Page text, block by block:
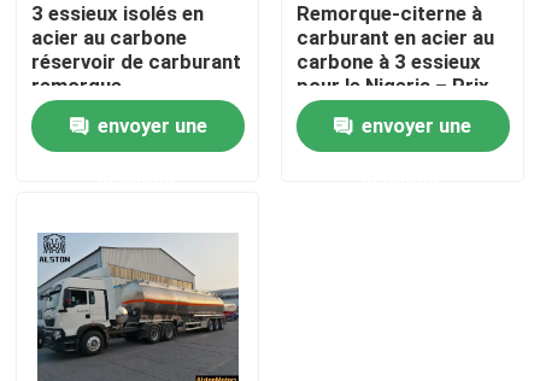
Produits
A propos de nous
3 essieux isolés en
acier au carbone
réservoir de carburant
remorque
envoyer une
Remorque-citerne à
carburant en acier au
carbone à 3 essieux
pour le Nigeria – Prix
d'usine
envoyer une